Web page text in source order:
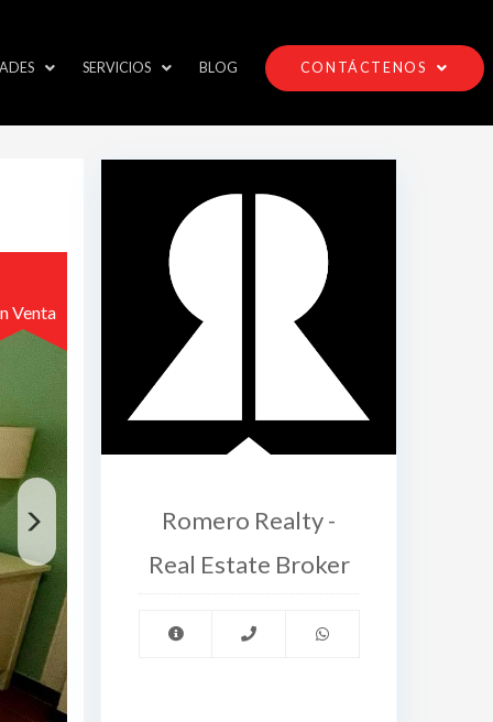
SERVICIOS BLOG CONTÁCTENOS
Venta
Romero Realty -
Real Estate Broker